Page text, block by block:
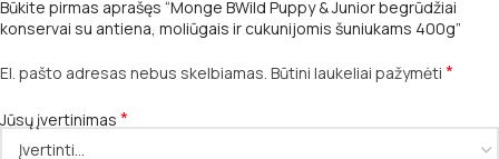
Būkite pirmas aprašęs “Monge BWild Puppy & Junior begrūdžiai
konservai su antiena, moliūgais ir cukunijomis šuniukams 400g”
El. pašto adresas nebus skelbiamas. Būtini laukeliai pažymėti *
Jūsų įvertinimas *